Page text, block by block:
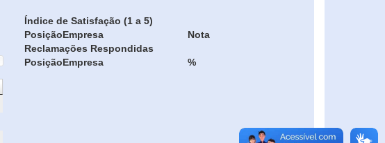
Índice de Satisfação (1 a 5)
PosiçãoEmpresa
Nota
Reclamações Respondidas
PosiçãoEmpresa %